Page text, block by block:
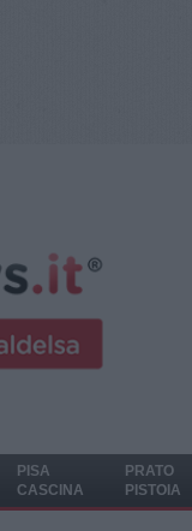
PISA
CASCINA
PRATO
PISTOIA